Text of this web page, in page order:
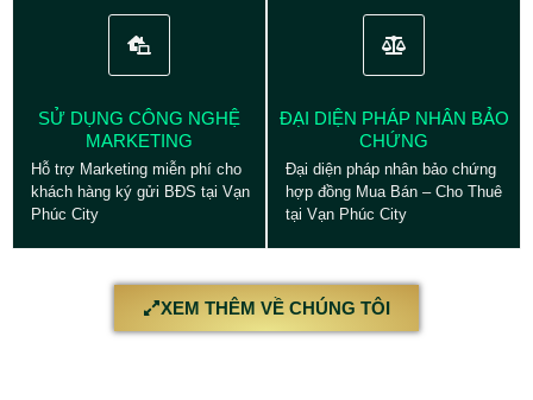
SỬ DỤNG CÔNG NGHỆ
MARKETING
Hỗ trợ Marketing miễn phí cho
khách hàng ký gửi BĐS tại Vạn
Phúc City
ĐẠI DIỆN PHÁP NHÂN BẢO
CHỨNG
Đại diện pháp nhân bảo chứng
hợp đồng Mua Bán – Cho Thuê
tại Vạn Phúc City
XEM THÊM VỀ CHÚNG TÔI